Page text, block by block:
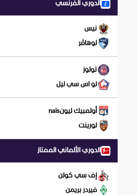
الدوري الفرنسي
نيس
لوهاڤر
تولوز
لو اس سي ليل
أولمبيك ليونnais
لورينت
الدوري الألماني الممتاز
إف سي كولن
فيردر بريمن